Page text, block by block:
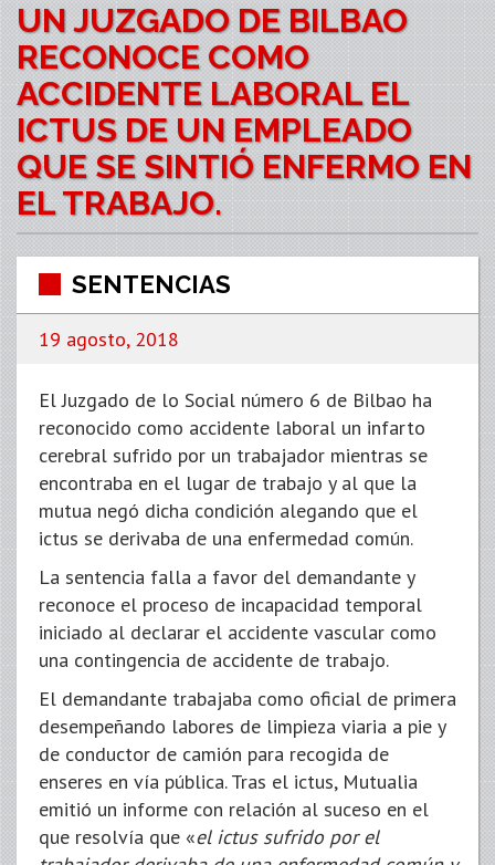
UN JUZGADO DE BILBAO
RECONOCE COMO
ACCIDENTE LABORAL EL
ICTUS DE UN EMPLEADO
QUE SE SINTIÓ ENFERMO EN
EL TRABAJO.
SENTENCIAS
19 agosto, 2018
El Juzgado de lo Social número 6 de Bilbao ha
reconocido como accidente laboral un infarto
cerebral sufrido por un trabajador mientras se
encontraba en el lugar de trabajo y al que la
mutua negó dicha condición alegando que el
ictus se derivaba de una enfermedad común.
La sentencia falla a favor del demandante y
reconoce el proceso de incapacidad temporal
iniciado al declarar el accidente vascular como
una contingencia de accidente de trabajo.
El demandante trabajaba como oficial de primera
desempeñando labores de limpieza viaria a pie y
de conductor de camión para recogida de
enseres en vía pública. Tras el ictus, Mutualia
emitió un informe con relación al suceso en el
que resolvía que «el ictus sufrido por el